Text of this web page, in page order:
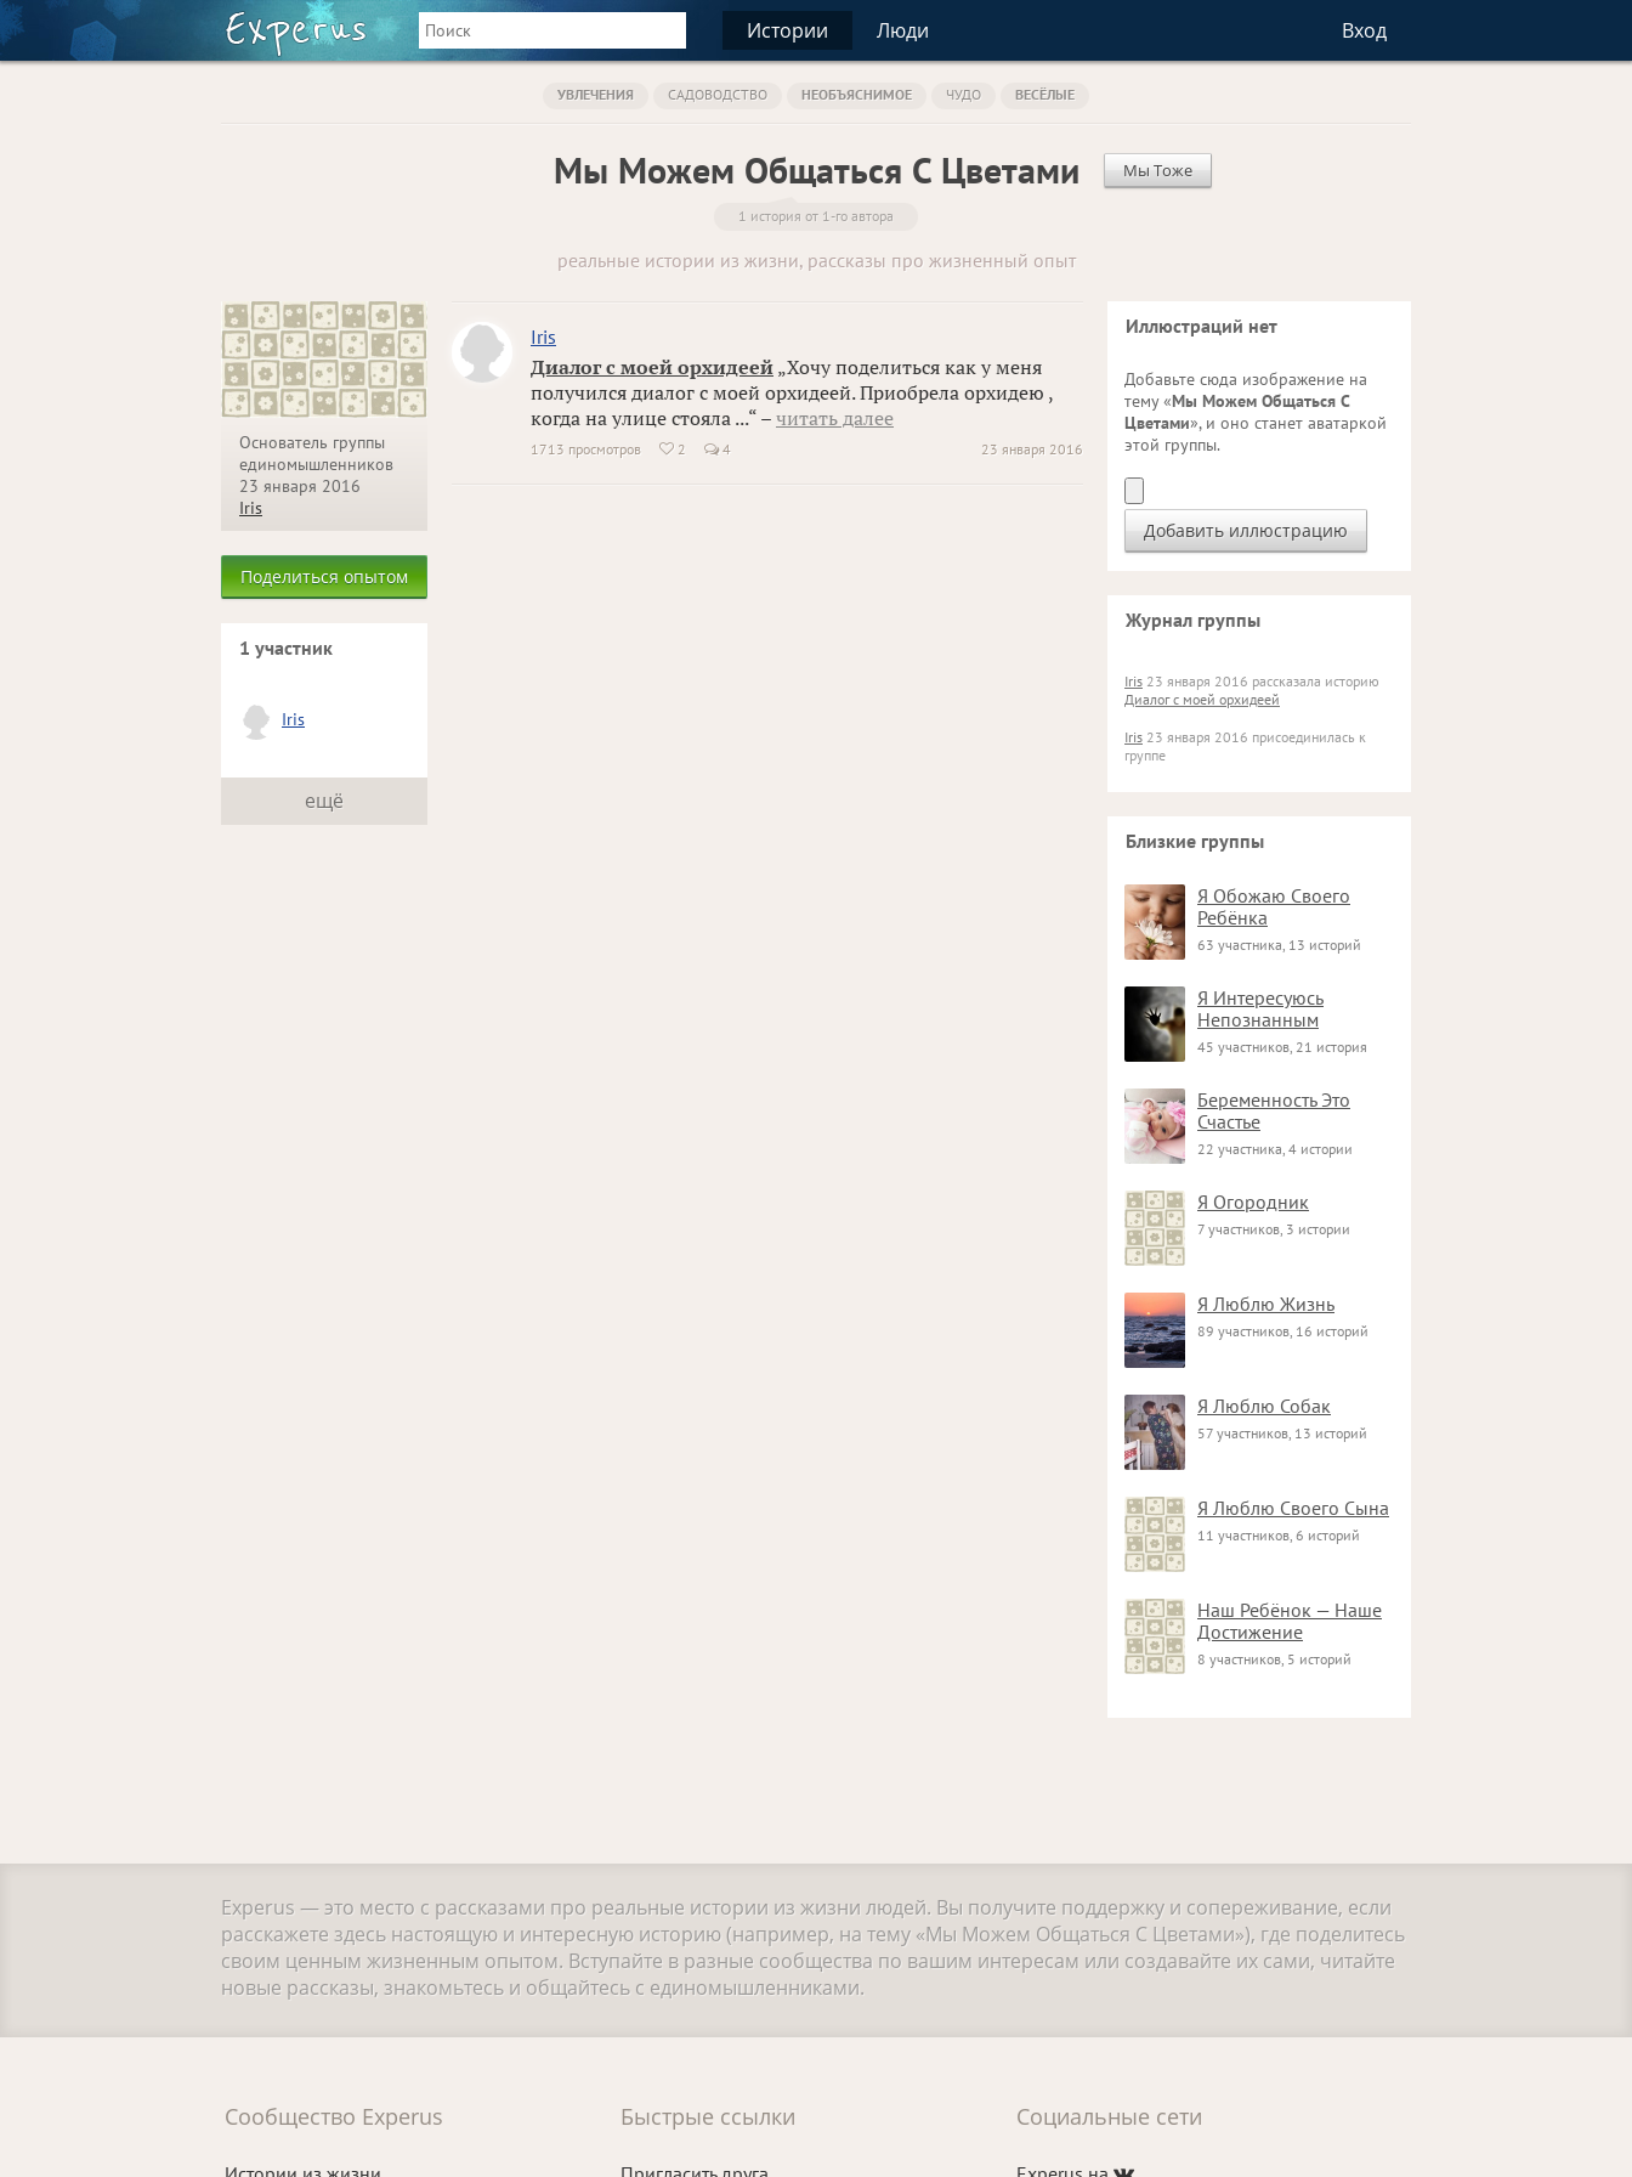
Истории Люди Вход
УВЛЕЧЕНИЯ САДОВОДСТВО НЕОБЪЯСНИМОЕ ЧУДО ВЕСЁЛЫЕ
Мы Можем Общаться С Цветами Мы Тоже
1 история от 1-го автора
реальные истории из жизни, рассказы про жизненный опыт
Основатель группы
единомышленников
23 января 2016
Iris
Поделиться опытом
1 участник
Iris
ещё
Iris
Диалог с моей орхидеей „Хочу поделиться как у меня
получился диалог с моей орхидеей. Приобрела орхидею ,
когда на улице стояла ...“ – читать далее
23 января 2016
1713 просмотров  2 4
Иллюстраций нет
Добавьте сюда изображение на
тему «Мы Можем Общаться С
Цветами», и оно станет аватаркой
этой группы.
Журнал группы
Iris 23 января 2016 рассказала историю
Диалог с моей орхидеей
Iris 23 января 2016 присоединилась к
группе
Близкие группы
Я Обожаю Своего
Ребёнка
63 участника, 13 историй
Я Интересуюсь
Непознанным
45 участников, 21 история
Беременность Это
Счастье
22 участника, 4 истории
Я Огородник
7 участников, 3 истории
Я Люблю Жизнь
89 участников, 16 историй
Я Люблю Собак
57 участников, 13 историй
Я Люблю Своего Сына
11 участников, 6 историй
Наш Ребёнок — Наше
Достижение
8 участников, 5 историй
Experus — это место с рассказами про реальные истории из жизни людей. Вы получите поддержку и сопереживание, если
расскажете здесь настоящую и интересную историю (например, на тему «Мы Можем Общаться С Цветами»), где поделитесь
своим ценным жизненным опытом. Вступайте в разные сообщества по вашим интересам или создавайте их сами, читайте
новые рассказы, знакомьтесь и общайтесь с единомышленниками.
Сообщество Experus Быстрые ссылки Социальные сети